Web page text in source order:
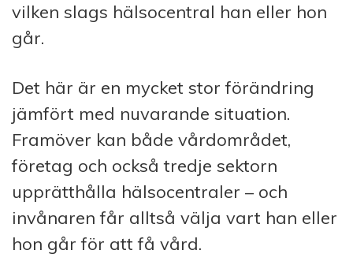
vilken slags hälsocentral han eller hon
går.
Det här är en mycket stor förändring
jämfört med nuvarande situation.
Framöver kan både vårdområdet,
företag och också tredje sektorn
upprätthålla hälsocentraler – och
invånaren får alltså välja vart han eller
hon går för att få vård.